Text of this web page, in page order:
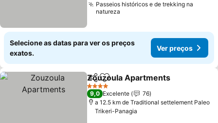
Passeios históricos e de trekking na
natureza
Selecione as datas para ver os preços
exatos.
Ver preços
PartilharAdicionar aos favoritos
Zouzoula Apartments
4 Estrelas
9,0 Excelente
76
a 12.5 km de Traditional settelement Paleo
Trikeri-Panagia